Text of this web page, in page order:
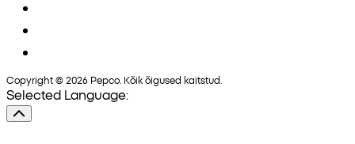
Copyright © 2026 Pepco. Kõik õigused kaitstud.
Selected Language: